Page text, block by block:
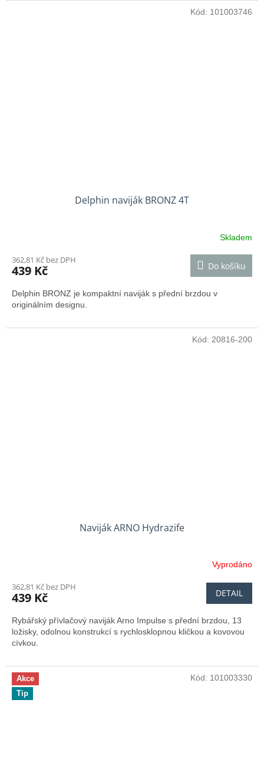
Delphin naviják BRONZ 4T
Skladem
362,81 Kč bez DPH
439 Kč Do košíku
Delphin BRONZ je kompaktní naviják s přední brzdou v
originálním designu.
Kód: 101003746
Naviják ARNO Hydrazife
Vyprodáno
362,81 Kč bez DPH
439 Kč DETAIL
Rybářský přívlačový naviják Arno Impulse s přední brzdou, 13
ložisky, odolnou konstrukcí s rychlosklopnou kličkou a kovovou
cívkou.
Kód: 20816-200
Akce
Tip
Kód: 101003330